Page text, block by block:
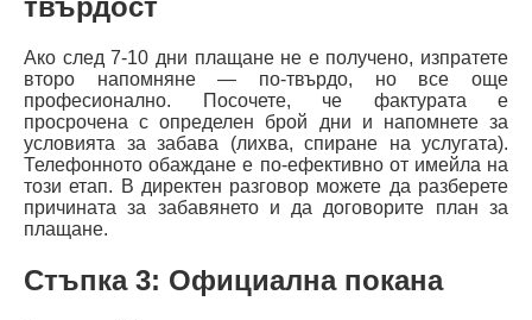
твърдост
Ако след 7-10 дни плащане не е получено, изпратете
второ напомняне — по-твърдо, но все още
професионално. Посочете, че фактурата е
просрочена с определен брой дни и напомнете за
условията за забава (лихва, спиране на услугата).
Телефонното обаждане е по-ефективно от имейла на
този етап. В директен разговор можете да разберете
причината за забавянето и да договорите план за
плащане.
Стъпка 3: Официална покана